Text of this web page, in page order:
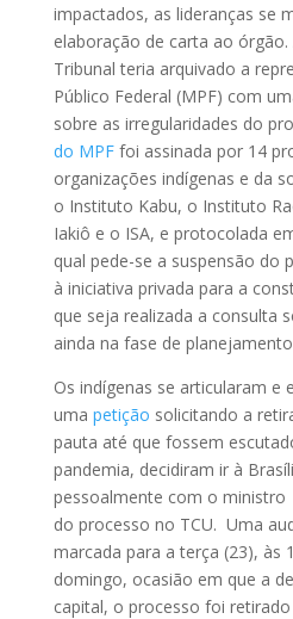
impactados, as lideranças se
elaboração de carta ao
Tribunal teria arquivado a
Público Federal (MPF) com
sobre as irregularidades do
do MPFfoi assinada por 14
organizações indígenas e da
o Instituto Kabu, o Instituto
Iakiô e o ISA, e protocolada
qual pede-se a suspensão do
à iniciativa privada para a
que seja realizada a consulta
ainda na fase de
Os indígenas se articularam e
uma petição solicitando a
pauta até que fossem
pandemia, decidiram ir à
pessoalmente com o
do processo no TCU. Uma
marcada para a terça (23), às
domingo, ocasião em que a
capital, o processo foi